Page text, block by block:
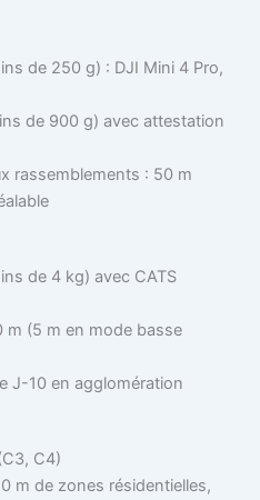
de 250 g) : DJI Mini 4 Pro,
de 900 g) avec attestation
rassemblements : 50 m
de 4 kg) avec CATS
m (5 m en mode basse
J-10 en agglomération
C4)
m de zones résidentielles,